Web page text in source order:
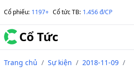
Cổ phiếu: 1197+ Cổ tức TB: 1.456 đ/CP
Cổ Tức
Trang chủ / Sự kiện / 2018-11-09 /